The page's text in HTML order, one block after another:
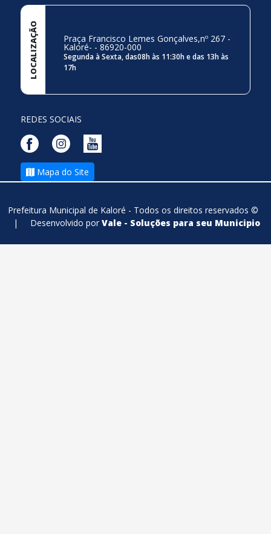
LOCALIZAÇÃO Praça Francisco Lemes Gonçalves,nº 267 -
Kaloré- - 86920-000
Segunda à Sexta, das08h às 11:30h e das 13h às
17h
REDES SOCIAIS
Mapa do Site
Prefeitura Municipal de Kaloré - Todos os direitos reservados ©
| Desenvolvido por Vale - Soluções para seu Municipio